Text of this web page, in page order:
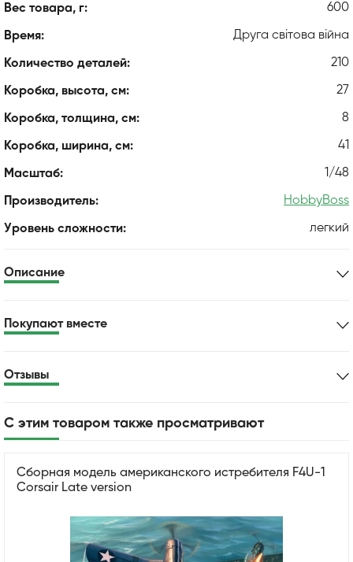
Вес товара, г: 600
Время: Друга світова війна
Количество деталей: 210
Коробка, высота, см: 27
Коробка, толщина, см: 8
Коробка, ширина, см: 41
Масштаб: 1/48
Производитель: HobbyBoss
Уровень сложности: легкий
Описание
Покупают вместе
Отзывы
С этим товаром также просматривают
Сборная модель американского истребителя F4U-1
Corsair Late version